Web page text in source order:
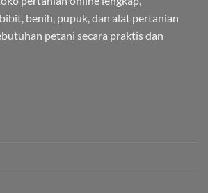
benih, pupuk, dan alat pertanian
petani secara praktis dan